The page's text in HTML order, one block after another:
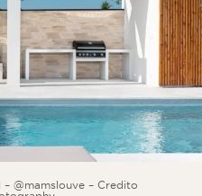
@mamslouve – Credito